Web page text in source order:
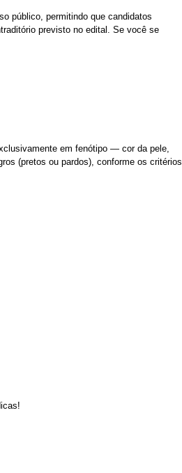
público, permitindo que candidatos
previsto no edital. Se você se
em fenótipo — cor da pele,
(pretos ou pardos), conforme os critérios